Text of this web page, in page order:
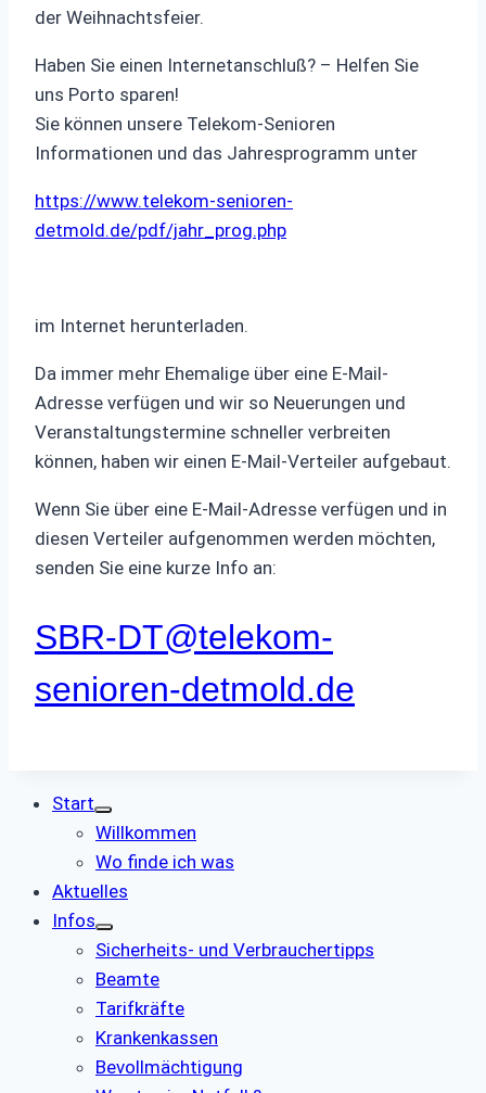
der Weihnachtsfeier.
Haben Sie einen Internetanschluß? – Helfen Sie
uns Porto sparen!
Sie können unsere Telekom-Senioren
Informationen und das Jahresprogramm unter
https://www.telekom-senioren-
detmold.de/pdf/jahr_prog.php
im Internet herunterladen.
Da immer mehr Ehemalige über eine E-Mail-
Adresse verfügen und wir so Neuerungen und
Veranstaltungstermine schneller verbreiten
können, haben wir einen E-Mail-Verteiler aufgebaut.
Wenn Sie über eine E-Mail-Adresse verfügen und in
diesen Verteiler aufgenommen werden möchten,
senden Sie eine kurze Info an:
SBR-DT@telekom-
senioren-detmold.de
Start
Willkommen
Wo finde ich was
Aktuelles
Infos
Sicherheits- und Verbrauchertipps
Beamte
Tarifkräfte
Krankenkassen
Bevollmächtigung